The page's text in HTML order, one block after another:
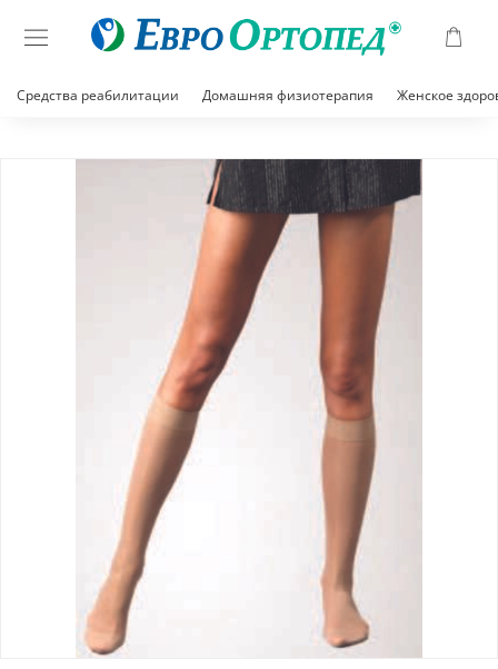
Средства реабилитации Домашняя физиотерапия Женское